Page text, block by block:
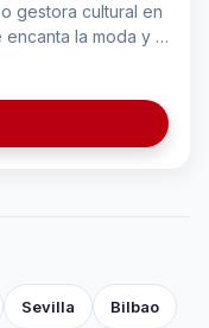
gestora cultural en
la moda y la
de aquello que
Sevilla Bilbao